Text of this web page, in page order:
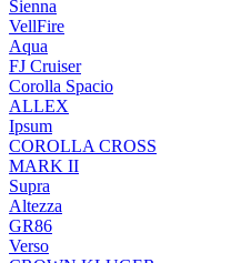
Sienna
VellFire
Aqua
FJ Cruiser
Corolla Spacio
ALLEX
Ipsum
COROLLA CROSS
MARK II
Supra
Altezza
GR86
Verso